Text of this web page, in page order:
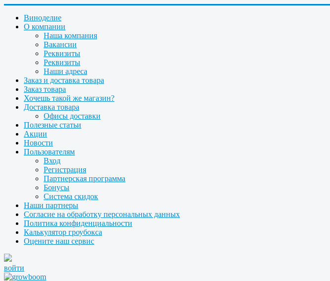
Виноделие
О компании
Наша компания
Вакансии
Реквизиты
Реквизиты
Наши адреса
Заказ и доставка товара
Заказ товара
Хочешь такой же магазин?
Доставка товара
Офисы доставки
Полезные статьи
Акции
Новости
Пользователям
Вход
Регистрация
Партнерская программа
Бонусы
Система скидок
Наши партнеры
Согласие на обработку персональных данных
Политика конфиденциальности
Калькулятор гроубокса
Оцените наш сервис
войти